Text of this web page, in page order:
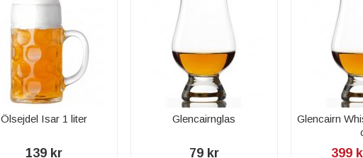
Ölsejdel Isar 1 liter
139 kr
Glencairnglas
79 kr
Glencairn
399